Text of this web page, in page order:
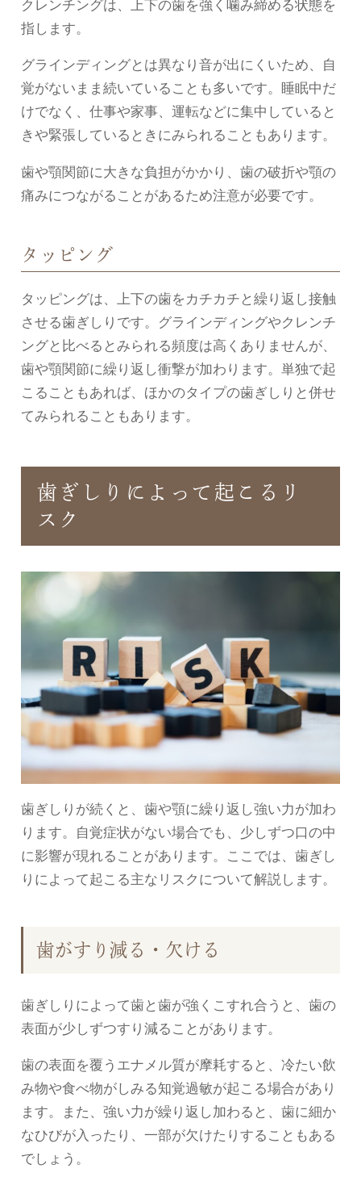
指します。
グラインディングとは異なり音が出にくいため、自
覚がないまま続いていることも多いです。睡眠中だ
けでなく、仕事や家事、運転などに集中していると
きや緊張しているときにみられることもあります。
歯や顎関節に大きな負担がかかり、歯の破折や顎の
痛みにつながることがあるため注意が必要です。
タッピング
タッピングは、上下の歯をカチカチと繰り返し接触
させる歯ぎしりです。グラインディングやクレンチ
ングと比べるとみられる頻度は高くありませんが、
歯や顎関節に繰り返し衝撃が加わります。単独で起
こることもあれば、ほかのタイプの歯ぎしりと併せ
てみられることもあります。
歯ぎしりによって起こるリ
スク
歯ぎしりが続くと、歯や顎に繰り返し強い力が加わ
ります。自覚症状がない場合でも、少しずつ口の中
に影響が現れることがあります。ここでは、歯ぎし
りによって起こる主なリスクについて解説します。
歯がすり減る・欠ける
歯ぎしりによって歯と歯が強くこすれ合うと、歯の
表面が少しずつすり減ることがあります。
歯の表面を覆うエナメル質が摩耗すると、冷たい飲
み物や食べ物がしみる知覚過敏が起こる場合があり
ます。また、強い力が繰り返し加わると、歯に細か
なひびが入ったり、一部が欠けたりすることもある
でしょう。